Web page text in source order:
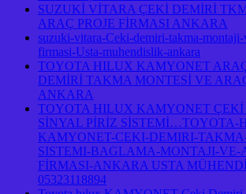
SUZUKİ VİTARA ÇEKİ DEMİRİ
ARAÇ PROJE FİRMASI ANKARA
suzuki-vitara-Ceki-demiri-takma-
firmasi-Usta-muhendislik-ankara
TOYOTA HILUX KAMYONET
DEMİRİ TAKMA MONTESİ VE
ANKARA
TOYOTA HILUX KAMYONET
SİNYAL PİRİZ SİSTEMİ…TOYOTA-
KAMYONET-CEKI-DEMIRI-
SISTEMI-BAGLAMA-MONTAJI-VE-
FİRMASI-ANKARA USTA
05323118894